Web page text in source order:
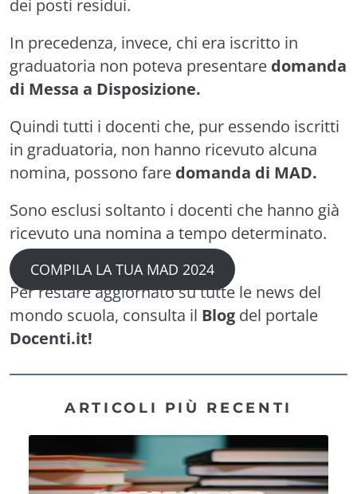
dei posti residui.
In precedenza, invece, chi era iscritto in
graduatoria non poteva presentare domanda
di Messa a Disposizione.
Quindi tutti i docenti che, pur essendo iscritti
in graduatoria, non hanno ricevuto alcuna
nomina, possono fare domanda di MAD.
Sono esclusi soltanto i docenti che hanno già
ricevuto una nomina a tempo determinato.
COMPILA LA TUA MAD 2024
Per restare aggiornato su tutte le news del
mondo scuola, consulta il Blog del portale
Docenti.it!
ARTICOLI PIÙ RECENTI